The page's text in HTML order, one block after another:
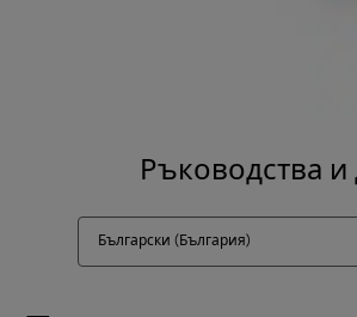
Ръководства и
Български (България)